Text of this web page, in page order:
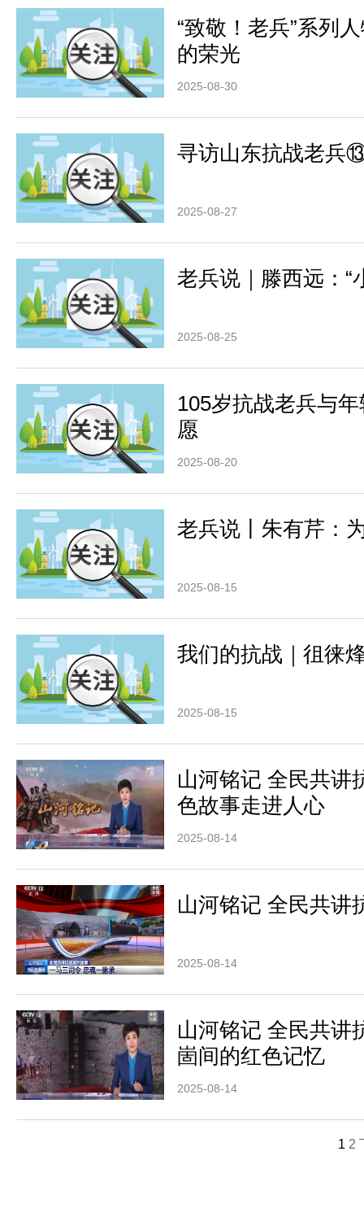
“致敬！老兵”系列
的荣光
2025-08-30
寻访山东抗战老兵
2025-08-27
老兵说｜滕西远：“
2025-08-25
105岁抗战老兵与
愿
2025-08-20
老兵说丨朱有芹：
2025-08-15
我们的抗战｜徂徕
2025-08-15
山河铭记 全民共讲
色故事走进人心
2025-08-14
山河铭记 全民共讲
2025-08-14
山河铭记 全民共讲
崮间的红色记忆
2025-08-14
1 2